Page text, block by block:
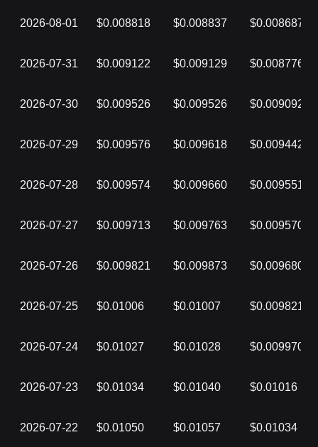
2026-08-01 $0.008818 $0.008837 $0.008687
2026-07-31 $0.009122 $0.009129 $0.008776
2026-07-30 $0.009526 $0.009526 $0.009092
2026-07-29 $0.009576 $0.009618 $0.009442
2026-07-28 $0.009574 $0.009660 $0.009551
2026-07-27 $0.009713 $0.009763 $0.009570
2026-07-26 $0.009821 $0.009873 $0.009680
2026-07-25 $0.01006 $0.01007 $0.009821
2026-07-24 $0.01027 $0.01028 $0.009970
2026-07-23 $0.01034 $0.01040 $0.01016
2026-07-22 $0.01050 $0.01057 $0.01034